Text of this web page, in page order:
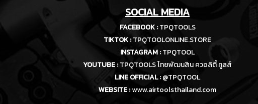
SOCIAL MEDIA
FACEBOOK : TPQTOOLS
TIKTOK :TPQTOOLONLINE.STORE
INSTAGRAM :TPQTOOL
YOUTUBE :TPQTOOLS ไทยพัฒนสิน ควอลิตี้ ทูลส์
LINE OFFICIAL :@TPQTOOL
WEBSITE :www.airtoolsthailand.com